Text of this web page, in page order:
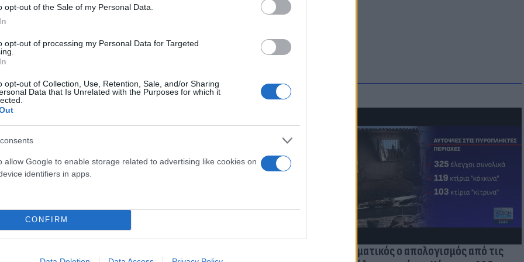
opt-out of the Sale of my Personal Data.
opt-out of processing my Personal Data for Targeted
opt-out of Collection, Use, Retention, Sale, and/or Sharing
Data that Is Unrelated with the Purposes for which it
allow Google to enable storage related to advertising like cookies on
identifiers in apps.
CONFIRM
στην παρουσίαση του
κόσμου στο γήπεδο
Και οι μαϊμούδες έχουν κατοικίδια! Οι
επιστήμονες ρίχνουν φως στις
Δραματικός ο απολογισμός από τις